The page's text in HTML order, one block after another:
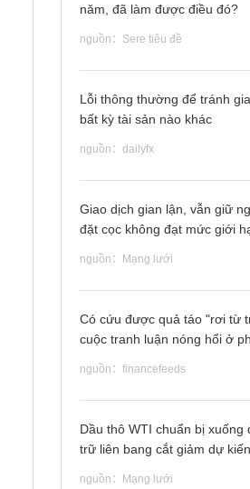
năm, đã làm được điều đó?
nguồn：Sere tiêu đề
Lỗi thông thường để tránh
bất kỳ tài sản nào khác
nguồn：dailyfx
Giao dịch gian lận, vẫn giữ
đặt cọc không đạt mức giới
nguồn：Mạng lưới
Có cứu được quả táo "rơi từ
cuộc tranh luận nóng hổi ở
nguồn：financefeeds
Dầu thô WTI chuẩn bị
trữ liên bang cắt giảm dự
nguồn：Mạng lưới